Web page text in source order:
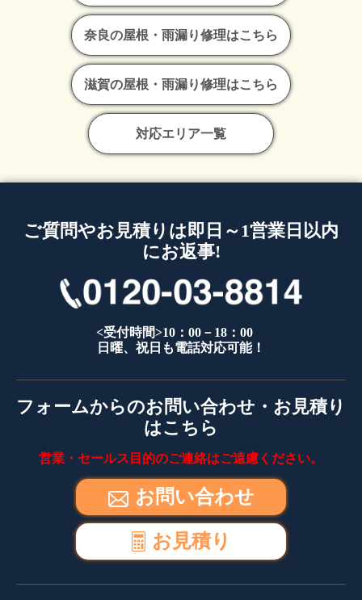
奈良の屋根・雨漏り修理はこちら
滋賀の屋根・雨漏り修理はこちら
対応エリア一覧
ご質問やお見積りは即日～1営業日以内
にお返事!
<受付時間>10：00－18：00
日曜、祝日も電話対応可能！
フォームからのお問い合わせ・お見積り
はこちら
営業・セールス目的のご連絡はご遠慮ください。
お問い合わせ
お見積り